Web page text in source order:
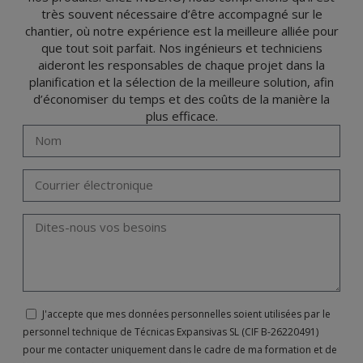
très souvent nécessaire d’être accompagné sur le
chantier, où notre expérience est la meilleure alliée pour
que tout soit parfait. Nos ingénieurs et techniciens
aideront les responsables de chaque projet dans la
planification et la sélection de la meilleure solution, afin
d’économiser du temps et des coûts de la manière la
plus efficace.
J'accepte que mes données personnelles soient utilisées par le
personnel technique de Técnicas Expansivas SL (CIF B-26220491)
pour me contacter uniquement dans le cadre de ma formation et de